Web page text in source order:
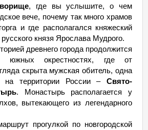
, где вы услышите, о чем
вече, почему так много храмов
и где располагался княжеский
русского князя Ярослава Мудрого.
древнего города продолжится
южных окрестностях, где от
скрыта мужская обитель, одна
на территории России – Свято-
. Монастырь располагается у
вытекающего из легендарного
прогулкой по новгородской